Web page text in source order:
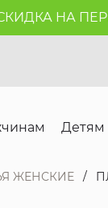
НА
Детям
ЖЕНСКИЕ